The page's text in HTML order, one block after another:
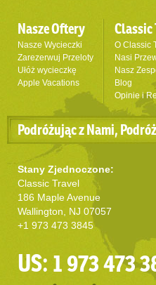
Nasze Oftery
Nasze Wycieczki
Zarezerwuj Przeloty
Ułóż wycieczkę
Apple Vacations
O Classic
Nasi
Nasz
Blog
Opinie i
Podróżując z Nami,
Stany Zjednoczone:
Classic Travel
186 Maple Avenue
Wallington, NJ 07057
+1 973 473 3845
US: 1 973 473